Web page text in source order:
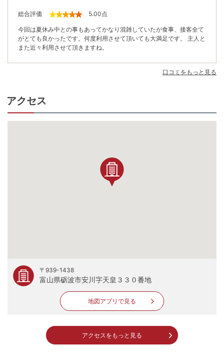
総合評価 5.00点
今回は夏休み中との事もあってかなり混雑していたが食事、接客全て
がとても良かったです。何度利用させて頂いても大満足です。 主人と
また近々利用させて頂きますね。
口コミをもっと見る
アクセス
〒939-1438
富山県砺波市安川字天皇３３０番地
地図アプリで見る
アクセスをもっと見る